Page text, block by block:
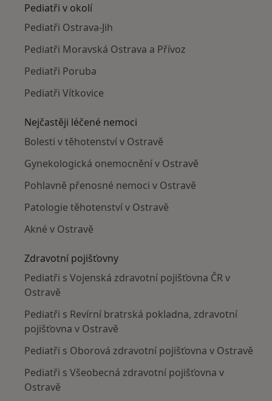
Pediatři v okolí
Pediatři Ostrava-Jih
Pediatři Moravská Ostrava a Přívoz
Pediatři Poruba
Pediatři Vítkovice
Nejčastěji léčené nemoci
Bolesti v těhotenství v Ostravě
Gynekologická onemocnění v Ostravě
Pohlavně přenosné nemoci v Ostravě
Patologie těhotenství v Ostravě
Akné v Ostravě
Zdravotní pojišťovny
Pediatři s Vojenská zdravotní pojišťovna ČR v
Ostravě
Pediatři s Revírní bratrská pokladna, zdravotní
pojišťovna v Ostravě
Pediatři s Oborová zdravotní pojišťovna v Ostravě
Pediatři s Všeobecná zdravotní pojišťovna v
Ostravě